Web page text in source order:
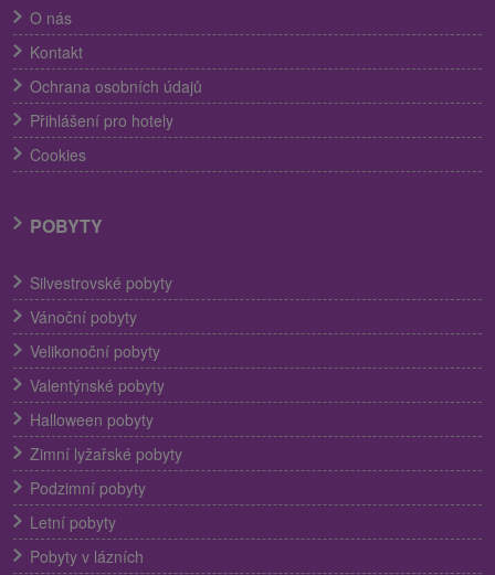
O nás
Kontakt
Ochrana osobních údajů
Přihlášení pro hotely
Cookies
POBYTY
Silvestrovské pobyty
Vánoční pobyty
Velikonoční pobyty
Valentýnské pobyty
Halloween pobyty
Zimní lyžařské pobyty
Podzimní pobyty
Letní pobyty
Pobyty v lázních